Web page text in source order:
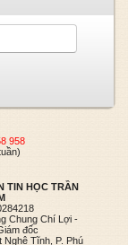
958
TIN HỌC TRẦN
Chung Chí Lợi -
đốc
Nghệ Tĩnh, P. Phú